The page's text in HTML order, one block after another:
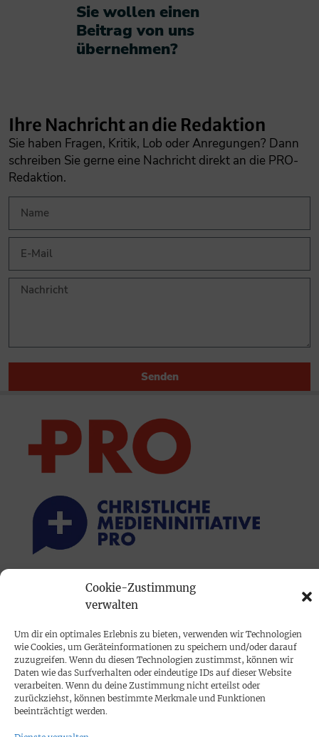
Cookie-Zustimmung
verwalten
Um dir ein optimales Erlebnis zu bieten, verwenden wir Technologien
wie Cookies, um Geräteinformationen zu speichern und/oder darauf
zuzugreifen. Wenn du diesen Technologien zustimmst, können wir
Daten wie das Surfverhalten oder eindeutige IDs auf dieser Website
verarbeiten. Wenn du deine Zustimmung nicht erteilst oder
zurückziehst, können bestimmte Merkmale und Funktionen
beeinträchtigt werden.
Sie wollen einen
Beitrag von uns
übernehmen?​
Ihre Nachricht an die Redaktion
Sie haben Fragen, Kritik, Lob oder Anregungen? Dann
schreiben Sie gerne eine Nachricht direkt an die PRO-
Redaktion.
Senden
PRINTAUSGABE
Mediadaten
PROKOMPAKT
Impressum
SPENDEN